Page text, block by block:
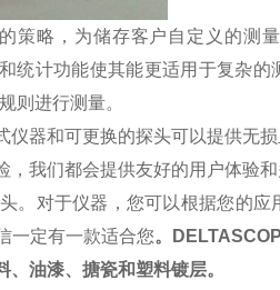
策略，为储存客户自定义的测
统计功能使其能更适用于复杂
则进行测量。
器和可更换的探头可以提供无
我们都会提供友好的用户体验
。对于仪器，您可以根据您的应
一定有一款适合您。
油漆、搪瓷和塑料镀层。